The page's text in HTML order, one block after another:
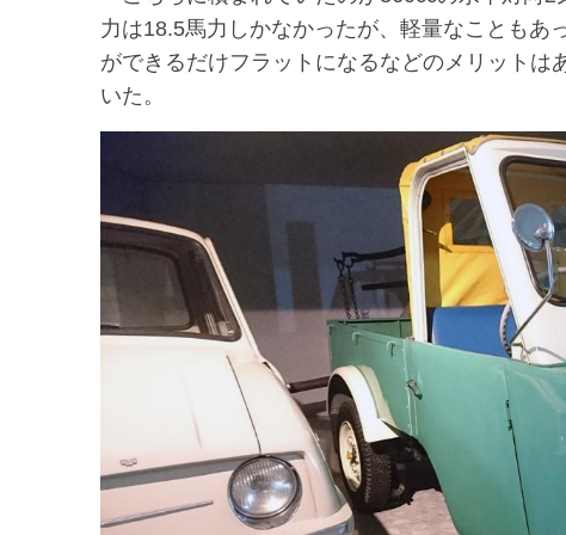
力は18.5馬力しかなかったが、軽量なこともあ
ができるだけフラットになるなどのメリット
いた。